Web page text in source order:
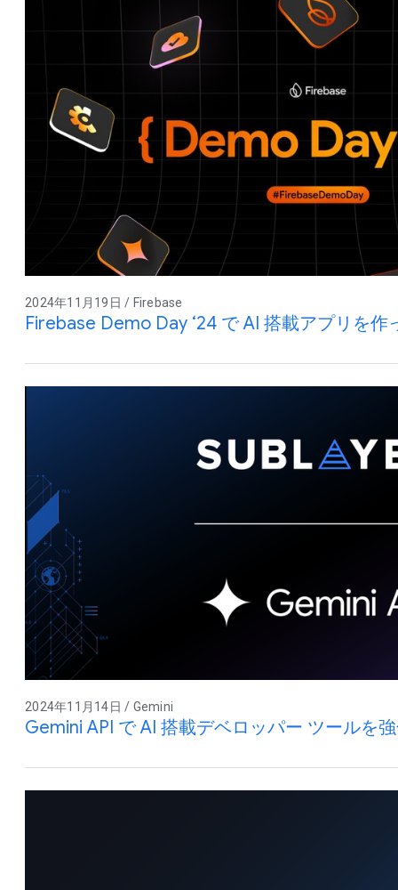
2024年11月19日 / Firebase
Firebase Demo Day ‘24 で AI 搭載アプリを作
2024年11月14日 / Gemini
Gemini API で AI 搭載デベロッパー ツールを